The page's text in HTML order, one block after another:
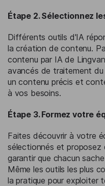
Étape 2. Sélectionnez
Différents outils d'IA
la création de contenu.
contenu par IA de
avancés de traitement du
un contenu précis et
à vos besoins.
Étape 3. Formez votre
Faites découvrir à votre
sélectionnés et proposez
garantir que chacun
Même les outils les plus
la pratique pour exploiter